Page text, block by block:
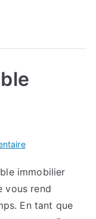
sur
sur
comptable
immobilier
immobilier
vous rend
En tant que